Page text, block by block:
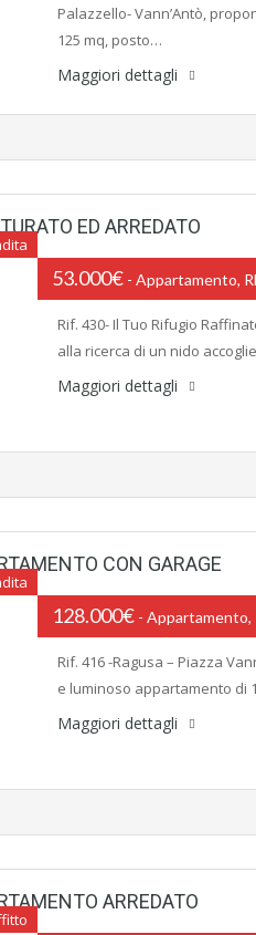
Palazzello- Vann’Antò,
125 mq, posto…
Maggiori dettagli
ED ARREDATO
53.000€ - Appartamento,
Rif. 430- Il Tuo Rifugio
alla ricerca di un nido
Maggiori dettagli
CON GARAGE
128.000€ - Appartamento,
Rif. 416 -Ragusa – Piazza
e luminoso appartamento di
Maggiori dettagli
ARREDATO